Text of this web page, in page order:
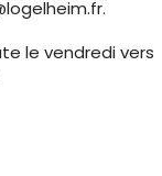
le vendredi vers